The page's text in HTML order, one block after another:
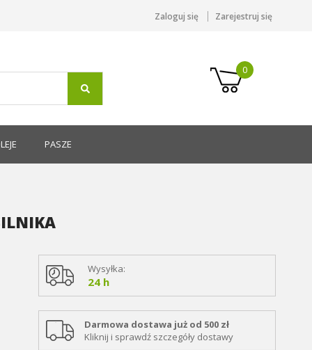
Zaloguj się Zarejestruj się
0
PASZE
Wysyłka:
24 h
Darmowa dostawa już od 500 zł
Kliknij i sprawdź szczegóły dostawy